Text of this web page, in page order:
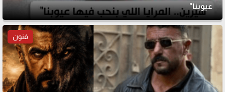
عيوبنا"
فنون